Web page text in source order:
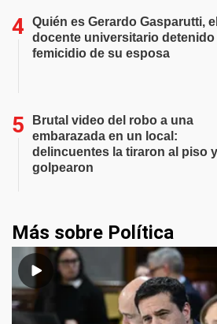
Quién es Gerardo Gasparutti, el
docente universitario detenido
femicidio de su esposa
Brutal video del robo a una
embarazada en un local:
delincuentes la tiraron al piso
golpearon
Más sobre Política